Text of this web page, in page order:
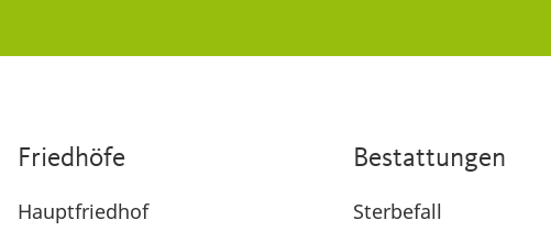
Friedhöfe
Hauptfriedhof
Bestattungen
Sterbefall